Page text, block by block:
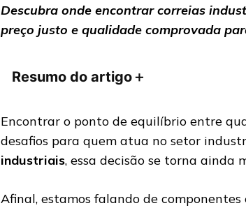
Descubra onde encontrar correias
preço justo e qualidade comprovada
Resumo do artigo＋
Encontrar o ponto de equilíbrio entre
desafios para quem atua no setor
industriais, essa decisão se torna ainda
Afinal, estamos falando de